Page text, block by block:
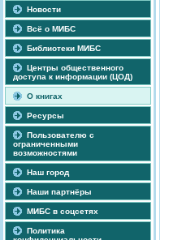
Новости
Всё о МИБС
Библиотеки МИБС
Центры общественного
доступа к информации (ЦОД)
О книгах
Ресурсы
Пользователю с
ограниченными
возможностями
Наш город
Наши партнёры
МИБС в соцсетях
Политика